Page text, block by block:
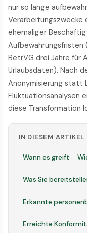
nur so lange
Verarbeitungszwecke
ehemaliger
Aufbewahrungsfristen
BetrVG drei Jahre für
Urlaubsdaten). Nach
Anonymisierung statt
Fluktuationsanalysen
diese Transformation
IN DIESEM ARTIKEL
Wann es greift
Was Sie
Erkannte
Erreichte